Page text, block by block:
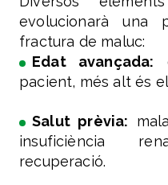
evolucionarà una
fractura de maluc:
Edat avançada:
pacient, més alt és
Salut prèvia:
insuficiència
recuperació.